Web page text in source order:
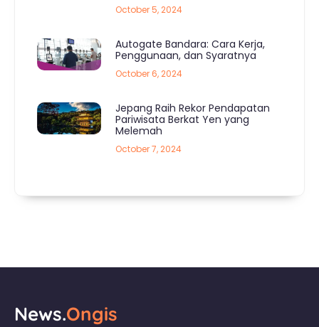
October 5, 2024
Autogate Bandara: Cara Kerja,
Penggunaan, dan Syaratnya
October 6, 2024
Jepang Raih Rekor Pendapatan
Pariwisata Berkat Yen yang
Melemah
October 7, 2024
News.Ongis